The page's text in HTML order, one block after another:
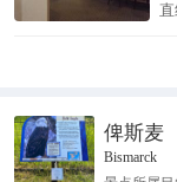
俾斯麦
Bismarck